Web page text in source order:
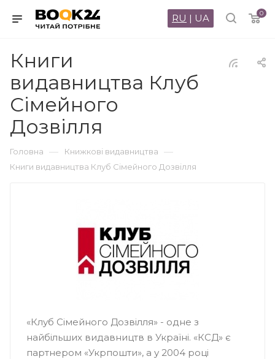
0
RU | UA
Книги
видавництва Клуб
Сімейного
Дозвілля
Головна — Книжкові видавництва —
Книги видавництва Клуб Сімейного Дозвілля
«Клуб Сімейного Дозвілля» - одне з
найбільших видавництв в Україні. «КСД» є
партнером «Укрпошти», а у 2004 році